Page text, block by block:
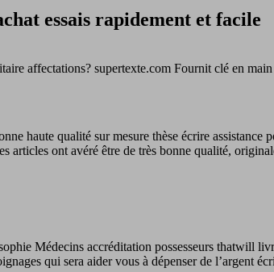
essais rapidement et facile
affectations? supertexte.com Fournit clé en
haute qualité sur mesure thèse écrire
articles ont avéré être de très bonne qualité,
Médecins accréditation possesseurs thatwill
qui sera aider vous à dépenser de l’argent